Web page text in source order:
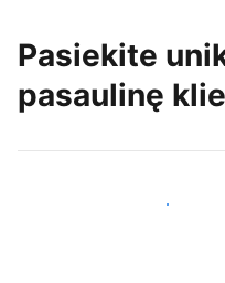
Pasiekite
pasaulinę
Pritraukti naujų svečių